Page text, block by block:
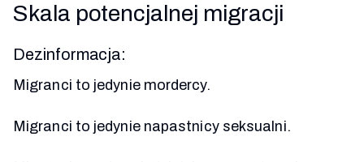
Skala potencjalnej migracji
Dezinformacja:
Migranci to jedynie mordercy.
Migranci to jedynie napastnicy seksualni.